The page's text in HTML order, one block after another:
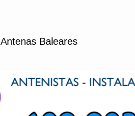
Antenas Baleares